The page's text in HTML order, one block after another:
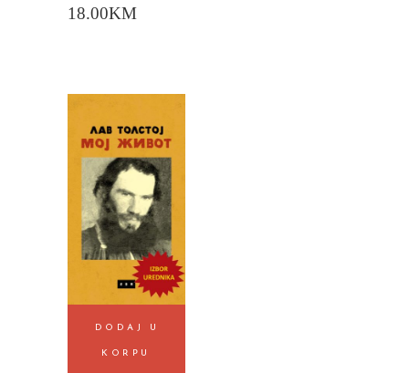
18.00KM
DODAJ U
KORPU